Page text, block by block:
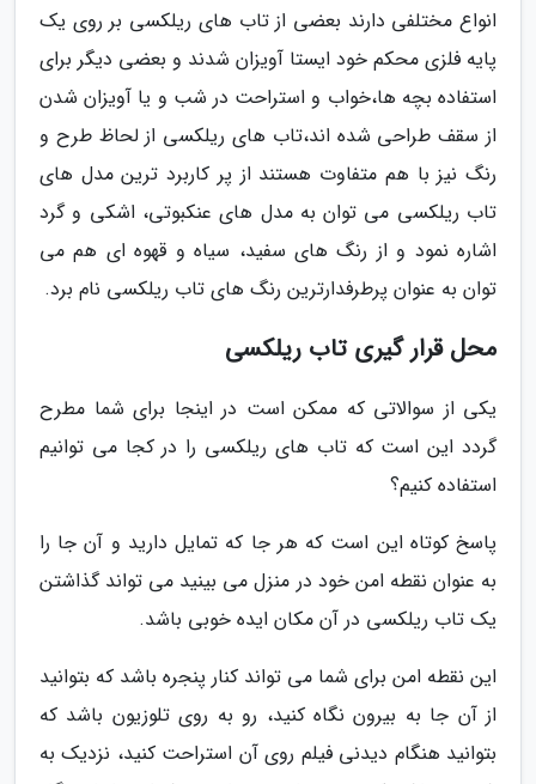
انواع مختلفی دارند بعضی از تاب های ریلکسی بر روی یک
پایه فلزی محکم خود ایستا آویزان شدند و بعضی دیگر برای
استفاده بچه ها،خواب و استراحت در شب و یا آویزان شدن
از سقف طراحی شده اند،تاب های ریلکسی از لحاظ طرح و
رنگ نیز با هم متفاوت هستند از پر کاربرد ترین مدل های
تاب ریلکسی می توان به مدل های عنکبوتی، اشکی و گرد
اشاره نمود و از رنگ های سفید، سیاه و قهوه ای هم می
توان به عنوان پرطرفدارترین رنگ های تاب ریلکسی نام برد.
محل قرار گیری تاب ریلکسی
یکی از سوالاتی که ممکن است در اینجا برای شما مطرح
گردد این است که تاب های ریلکسی را در کجا می توانیم
استفاده کنیم؟
پاسخ کوتاه این است که هر جا که تمایل دارید و آن جا را
به عنوان نقطه امن خود در منزل می بینید می تواند گذاشتن
یک تاب ریلکسی در آن مکان ایده خوبی باشد.
این نقطه امن برای شما می تواند کنار پنجره باشد که بتوانید
از آن جا به بیرون نگاه کنید، رو به روی تلوزیون باشد که
بتوانید هنگام دیدنی فیلم روی آن استراحت کنید، نزدیک به